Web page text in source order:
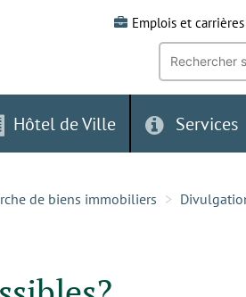
Emplois et carrières
Recherche
mot-
clé:
Hôtel de Ville Services
de biens immobiliers